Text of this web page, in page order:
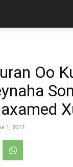
Oo
1, 2017